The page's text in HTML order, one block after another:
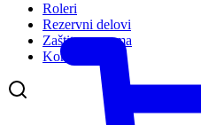
Roleri
Rezervni delovi
Zaštitna oprema
Kontakt